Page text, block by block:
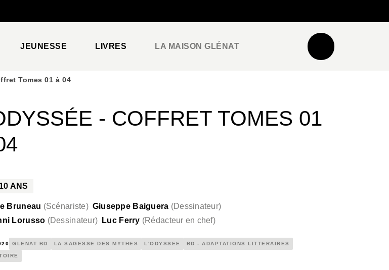
JEUNESSE LIVRES LA MAISON GLÉNAT
Tomes 01 à 04
- COFFRET TOMES 01
10 ANS
Bruneau (Scénariste) Giuseppe Baiguera (Dessinateur)
Lorusso (Dessinateur) Luc Ferry (Rédacteur en chef)
GLÉNAT BD LA SAGESSE DES MYTHES L'ODYSSÉE BD - ADAPTATIONS LITTÉRAIRES